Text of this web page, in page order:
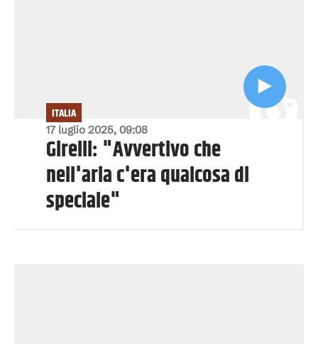
17 luglio 2025, 09:08
ITALIA
Girelli: "Avvertivo che
nell'aria c'era qualcosa di
speciale"